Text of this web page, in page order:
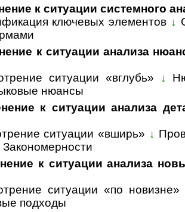
к ситуации системного
ключевых элементов ↓
к ситуации анализа
ситуации «вглубь» ↓
нюансы
к ситуации анализа
ситуации «вширь» ↓
За­ко­но­мер­нос­ти
к ситуации анализа
ситуации «по новизне»
под­ходы